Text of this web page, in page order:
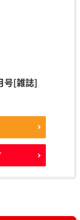
号[雑誌]